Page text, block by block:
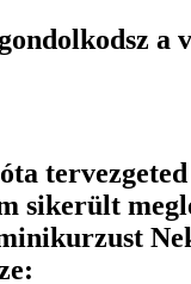
a
sikerült